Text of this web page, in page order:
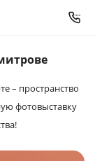
– пространство
фотовыставку